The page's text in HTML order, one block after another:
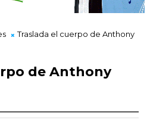
Traslada el cuerpo de Anthony
de Anthony